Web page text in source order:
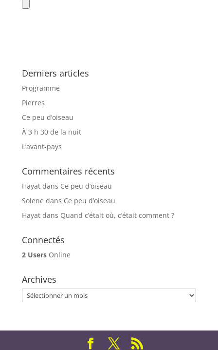
Derniers articles
Programme
Pierres
Ce peu d’oiseau
À 3 h 30 de la nuit
L’avant-pays
Commentaires récents
Hayatdans Ce peu d’oiseau
Solene dans Ce peu d’oiseau
Hayatdans Quand c’était où, c’était comment ?
Connectés
2 UsersOnline
Archives
Archives